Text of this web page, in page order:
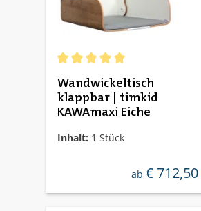
Wandwickeltisch
klappbar | timkid
KAWAmaxi Eiche
Inhalt: 1 Stück
regulärer preis:
ab € 712,50